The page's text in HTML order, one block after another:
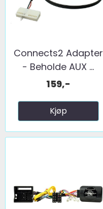
Connects2 Adapter
- Beholde AUX ...
159,-
Kjøp